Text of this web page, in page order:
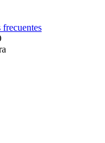
frecuentes